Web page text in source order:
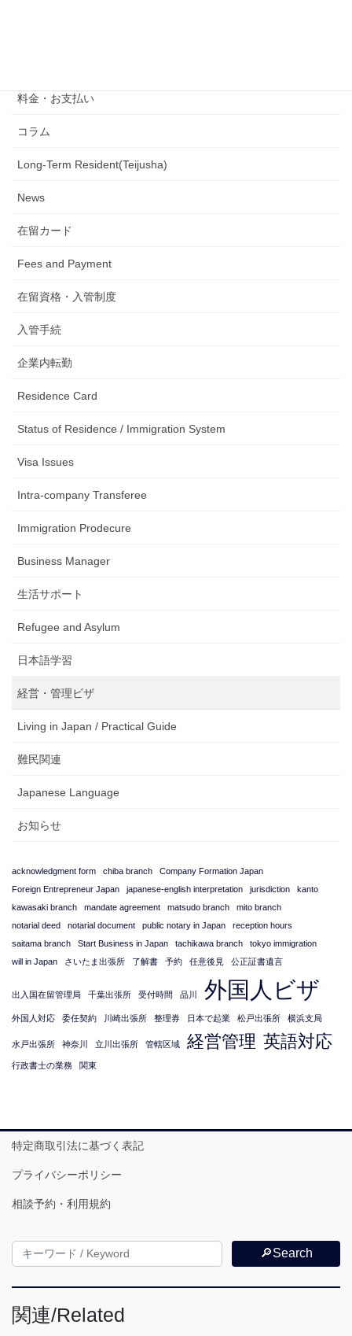
料金・お支払い
コラム
Long-Term Resident(Teijusha)
News
在留カード
Fees and Payment
在留資格・入管制度
入管手続
企業内転勤
Residence Card
Status of Residence / Immigration System
Visa Issues
Intra-company Transferee
Immigration Prodecure
Business Manager
生活サポート
Refugee and Asylum
日本語学習
経営・管理ビザ
Living in Japan / Practical Guide
難民関連
Japanese Language
お知らせ
acknowledgment form chiba branch
Company Formation Japan
Foreign Entrepreneur Japan
japanese-english interpretation jurisdiction
kanto
kawasaki branch
mandate agreement matsudo branch
mito branch
notarial deed
notarial document public notary in Japan
reception hours
saitama branch
Start Business in Japan tachikawa branch
tokyo immigration
will in Japan
さいたま出張所 了解書 予約 任意後見 公正証書遺言
出入国在留管理局 千葉出張所 受付時間 品川 外国人ビザ
外国人対応 委任契約 川崎出張所 整理券 日本で起業 松戸出張所 横浜支局
水戸出張所 神奈川 立川出張所 管轄区域 経営管理 英語対応
行政書士の業務 関東
特定商取引法に基づく表記
プライバシーポリシー
相談予約・利用規約
🔎Search
関連/Related